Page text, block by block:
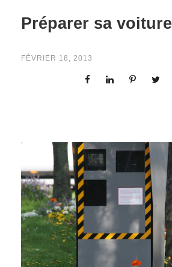
Préparer sa voiture
FÉVRIER 18, 2013